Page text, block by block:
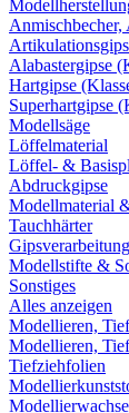
Anmischbecher,
Alabastergipse
Hartgipse
Superhartgipse
Modellsäge
Löffelmaterial
Löffel- &
Abdruckgipse
Modellmaterial
Tauchhärter
Gipsverarbeitung
Modellstifte &
Sonstiges
Alles anzeigen
Modellieren,
Modellieren,
Tiefziehfolien
Modellierwachse